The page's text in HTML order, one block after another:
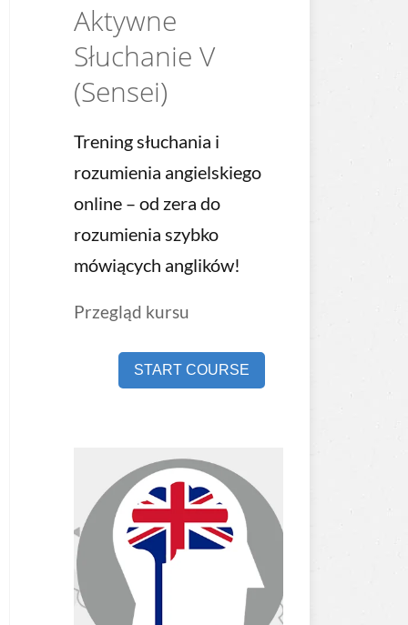
Aktywne
Słuchanie V
(Sensei)
Trening słuchania i
rozumienia angielskiego
online – od zera do
rozumienia szybko
mówiących anglików!
Przegląd kursu
START COURSE